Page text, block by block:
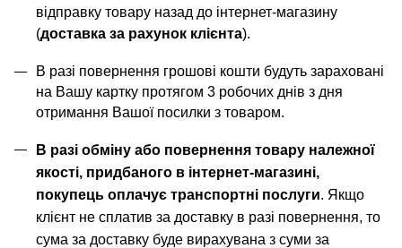
відправку товару назад до інтернет-магазину
(доставка за рахунок клієнта).
В разі повернення грошові кошти будуть зараховані
на Вашу картку протягом 3 робочих днів з дня
отримання Вашої посилки з товаром.
В разі обміну або повернення товару належної
якості, придбаного в інтернет-магазині,
покупець оплачує транспортні послуги. Якщо
клієнт не сплатив за доставку в разі повернення, то
сума за доставку буде вирахувана з суми за